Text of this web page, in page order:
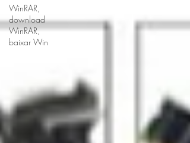
WinRAR,
download
WinRAR,
baixar Win